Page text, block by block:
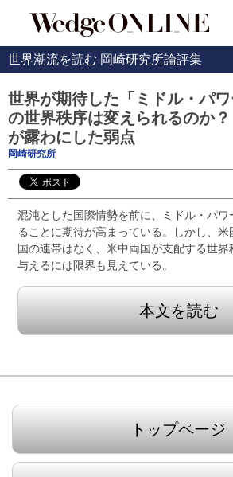
世界潮流を読む 岡崎研究所論評集
世界が期待した「ミドル・パ
の世界秩序は変えられるのか
が露わにした弱点
岡崎研究所
混沌とした国際情勢を前に、ミドル・パワ
ることに期待が高まっている。しかし、
国の連帯はなく、米中両国が支配する世
与えるには限界も見えている。
本文を読む
トップページ